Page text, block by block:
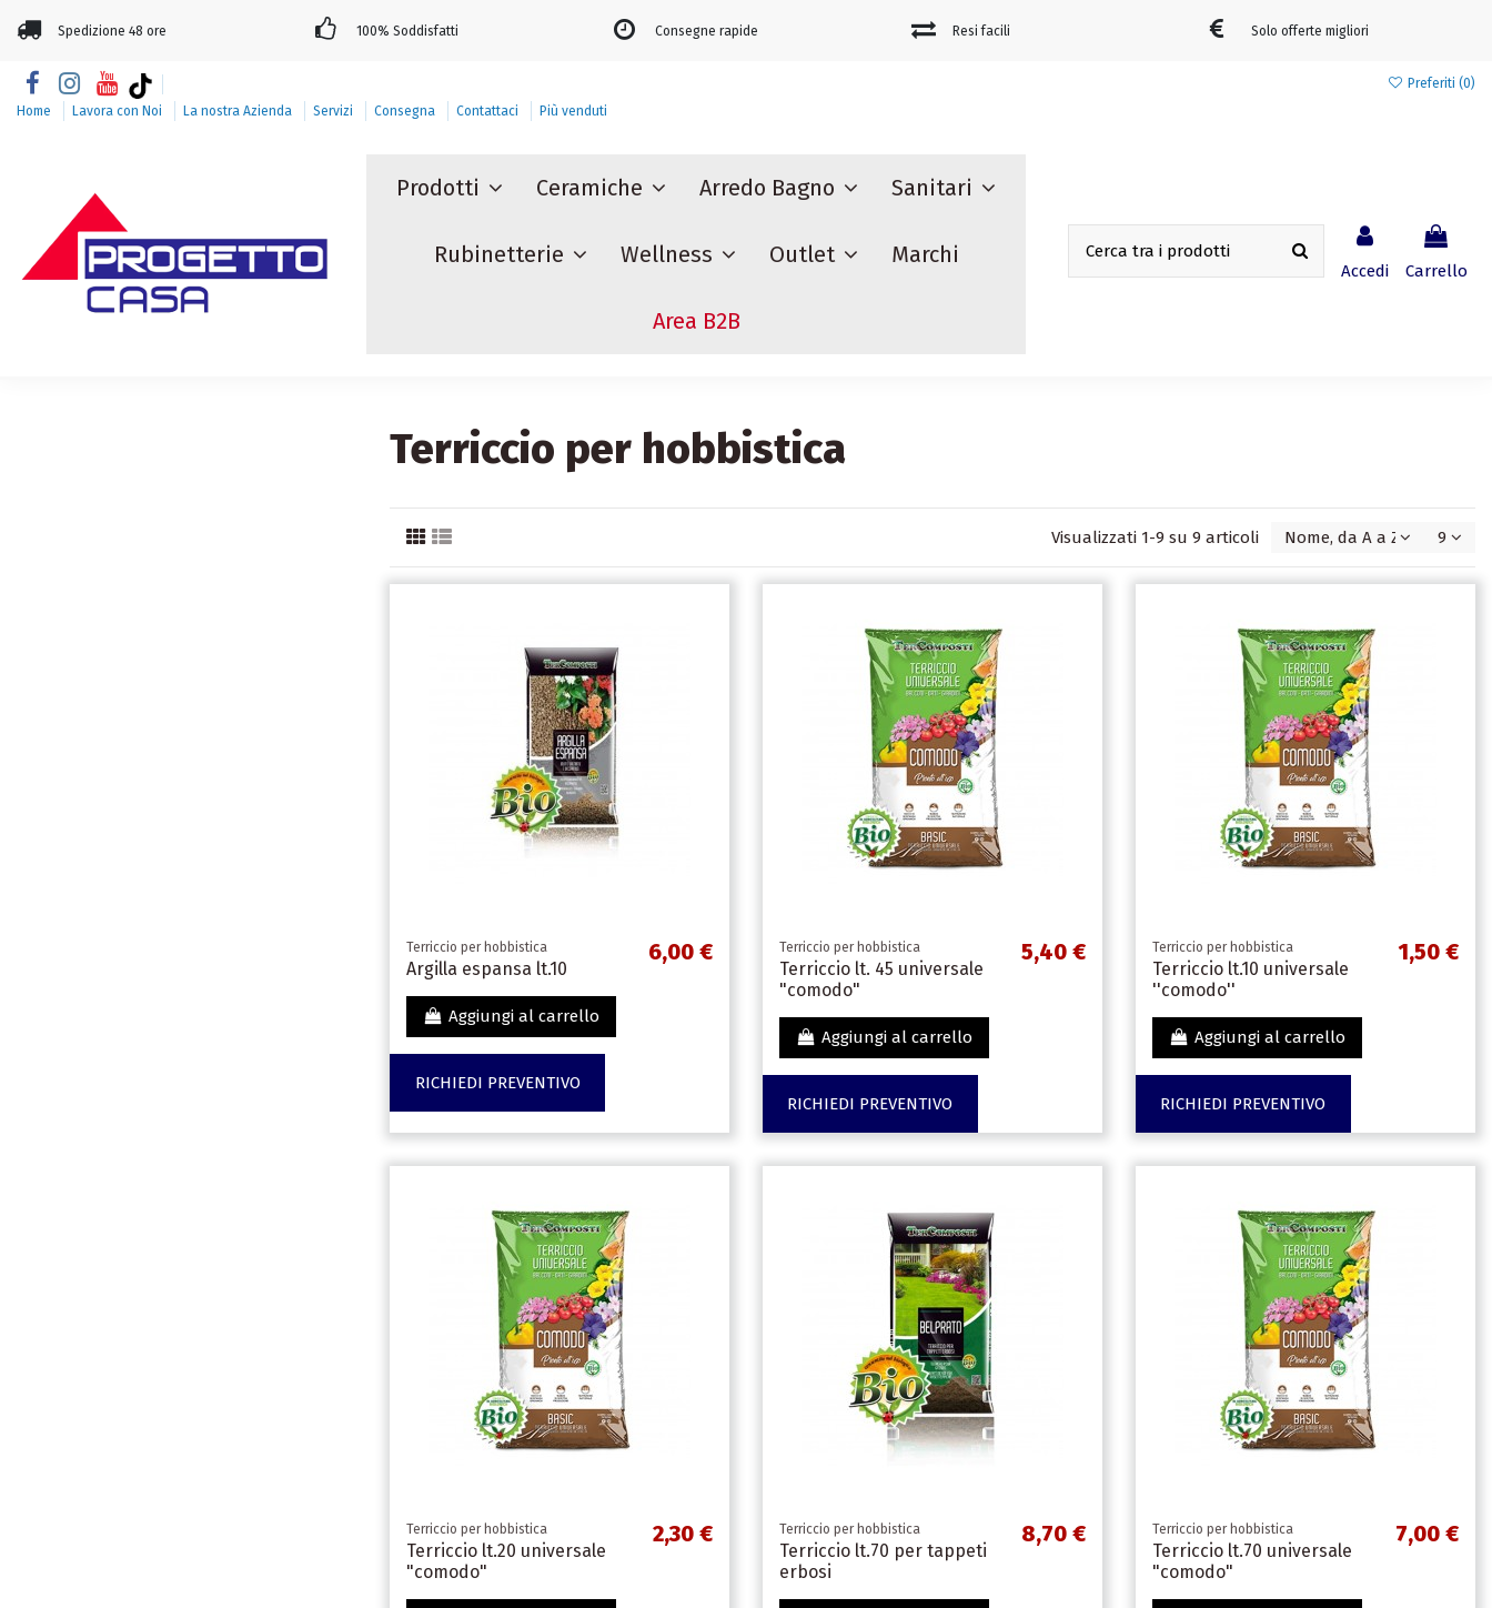
Spedizione 48 ore 100% Soddisfatti Consegne rapide Resi facili Solo offerte migliori
Home Lavora con Noi La nostra Azienda Servizi Consegna Contattaci Più venduti
Preferiti (0)
Prodotti Ceramiche Arredo Bagno Sanitari
Rubinetterie Wellness Outlet Marchi
Area B2B
Accedi Carrello
Terriccio per hobbistica
Visualizzati 1-9 su 9 articoli Nome, da A a Z 9
Terriccio per hobbistica
Argilla espansa lt.10
6,00 €
Aggiungi al carrello
RICHIEDI PREVENTIVO
Terriccio per hobbistica
Terriccio lt. 45 universale
"comodo"
5,40 €
Aggiungi al carrello
RICHIEDI PREVENTIVO
Terriccio per hobbistica
Terriccio lt.10 universale
''comodo''
1,50 €
Aggiungi al carrello
RICHIEDI PREVENTIVO
Terriccio per hobbistica
Terriccio lt.20 universale
"comodo"
2,30 € Terriccio per hobbistica
Terriccio lt.70 per tappeti
erbosi
8,70 € Terriccio per hobbistica
Terriccio lt.70 universale
"comodo"
7,00 €